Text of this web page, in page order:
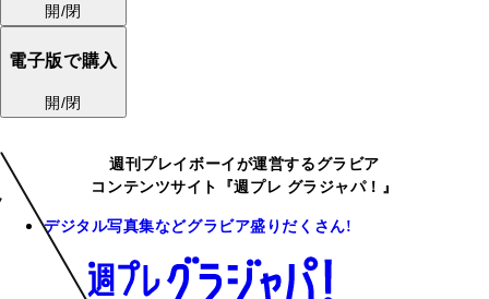
開/閉
電子版で購入
開/閉
週刊プレイボーイが運営するグラビア
コンテンツサイト『週プレ グラジャパ！』
デジタル写真集などグラビア盛りだくさん!